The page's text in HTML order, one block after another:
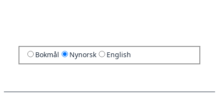
Bokmål Nynorsk English